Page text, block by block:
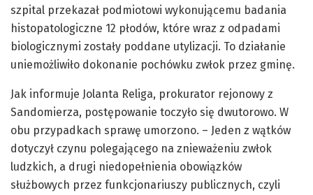
szpital przekazał podmiotowi wykonującemu badania
histopatologiczne 12 płodów, które wraz z odpadami
biologicznymi zostały poddane utylizacji. To działanie
uniemożliwiło dokonanie pochówku zwłok przez gminę.
Jak informuje Jolanta Religa, prokurator rejonowy z
Sandomierza, postępowanie toczyło się dwutorowo. W
obu przypadkach sprawę umorzono. – Jeden z wątków
dotyczył czynu polegającego na znieważeniu zwłok
ludzkich, a drugi niedopełnienia obowiązków
służbowych przez funkcjonariuszy publicznych, czyli